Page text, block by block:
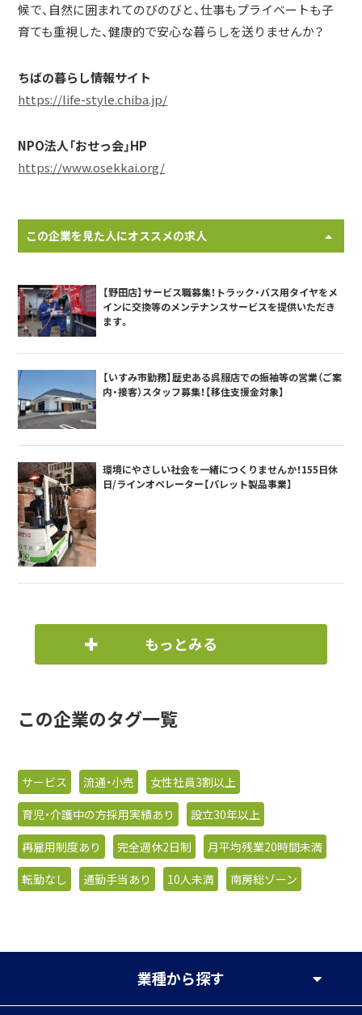
候で、自然に囲まれてのびのびと、仕事もプライベートも子
育ても重視した、健康的で安心な暮らしを送りませんか？
ちばの暮らし情報サイト
https://life-style.chiba.jp/
NPO法人「おせっ会」HP
https://www.osekkai.org/
この企業を見た人にオススメの求人
【野田店】サービス職募集！トラック・バス用タイヤをメ
インに交換等のメンテナンスサービスを提供いただき
ます。
【いすみ市勤務】歴史ある呉服店での振袖等の営業（ご案
内・接客）スタッフ募集！【移住支援金対象】
環境にやさしい社会を一緒につくりませんか！155日休
日/ラインオペレーター【パレット製品事業】
もっとみる
この企業のタグ一覧
サービス 流通・小売
女性社員3割以上
育児・介護中の方採用実績あり
設立30年以上
再雇用制度あり
完全週休2日制
月平均残業20時間未満
転勤なし
通勤手当あり 10人未満 南房総ゾーン
業種から探す